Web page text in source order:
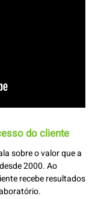
do cliente
sobre o valor que a
2000. Ao
recebe resultados